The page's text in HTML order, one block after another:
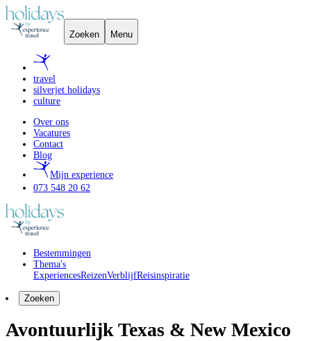
Zoeken Menu
travel
silverjet holidays
culture
Over ons
Vacatures
Contact
Blog
Mijn experience
073 548 20 62
Bestemmingen
Thema's
ExperiencesReizenVerblijfReisinspiratie
Zoeken
Avontuurlijk Texas & New Mexico